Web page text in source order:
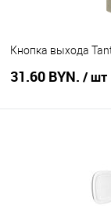
Кнопка выхода
31.60 BYN. / шт
Купить в 1 клик